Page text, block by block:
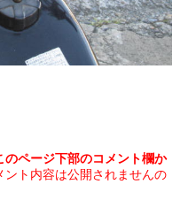
ページ下部のコメント欄か
ント内容は公開されませんの